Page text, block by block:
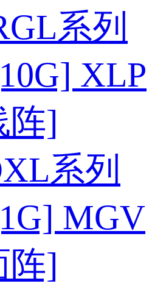
系列
XLP
阵]
系列
MGV
阵]